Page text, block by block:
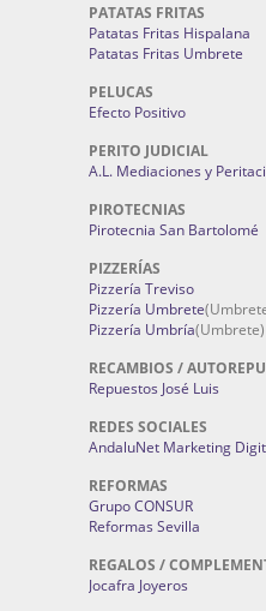
PATATAS FRITAS
Patatas Fritas Hispalana
Patatas Fritas Umbrete
PELUCAS
Efecto Positivo
PERITO JUDICIAL
A.L. Mediaciones y
PIROTECNIAS
Pirotecnia San Bartolomé
PIZZERÍAS
Pizzería Treviso
Pizzería Umbrete
Pizzería Umbría(Umbrete)
RECAMBIOS /
Repuestos José Luis
REDES SOCIALES
AndaluNet Marketing
REFORMAS
Grupo CONSUR
Reformas Sevilla
REGALOS /
Jocafra Joyeros